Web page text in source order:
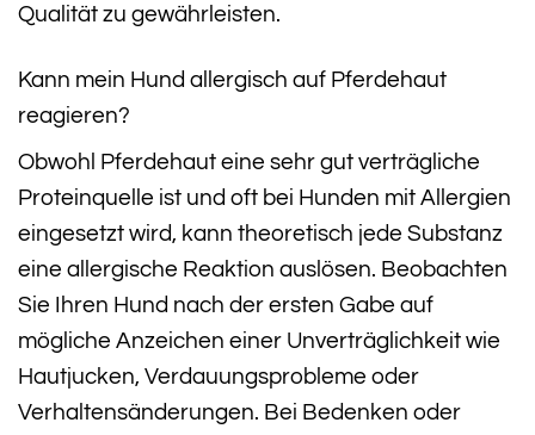
Qualität zu gewährleisten.
Kann mein Hund allergisch auf Pferdehaut
reagieren?
Obwohl Pferdehaut eine sehr gut verträgliche
Proteinquelle ist und oft bei Hunden mit Allergien
eingesetzt wird, kann theoretisch jede Substanz
eine allergische Reaktion auslösen. Beobachten
Sie Ihren Hund nach der ersten Gabe auf
mögliche Anzeichen einer Unverträglichkeit wie
Hautjucken, Verdauungsprobleme oder
Verhaltensänderungen. Bei Bedenken oder